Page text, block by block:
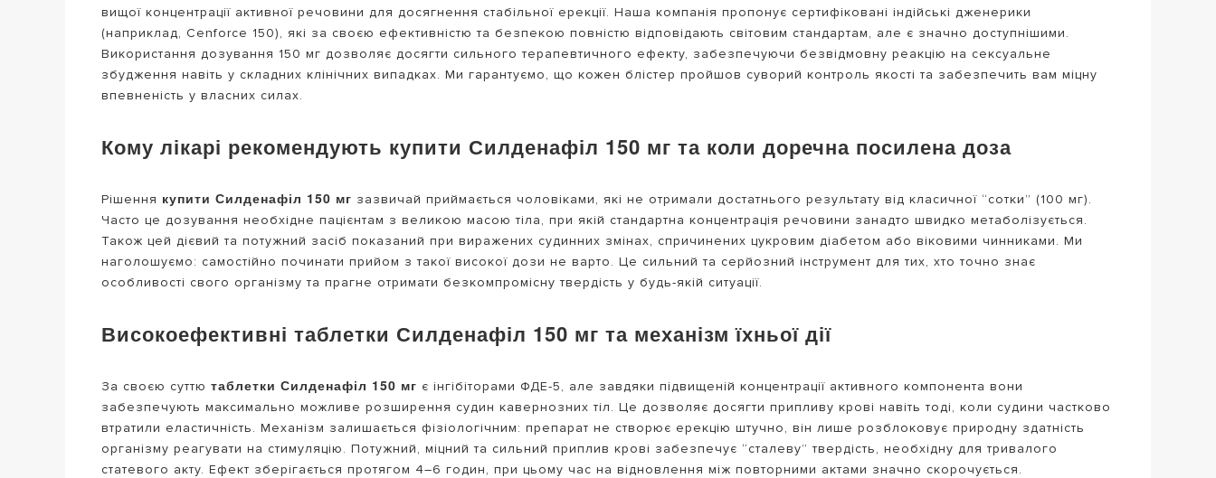
вищої концентрації активної речовини для досягнення стабільної ерекції. Наша компанія пропонує сертифіковані індійські дженерики
(наприклад, Cenforce 150), які за своєю ефективністю та безпекою повністю відповідають світовим стандартам, але є значно доступнішими.
Використання дозування 150 мг дозволяє досягти сильного терапевтичного ефекту, забезпечуючи безвідмовну реакцію на сексуальне
збудження навіть у складних клінічних випадках. Ми гарантуємо, що кожен блістер пройшов суворий контроль якості та забезпечить вам міцну
впевненість у власних силах.
Кому лікарі рекомендують купити Силденафіл 150 мг та коли доречна посилена доза
Рішення купити Силденафіл 150 мг зазвичай приймається чоловіками, які не отримали достатнього результату від класичної “сотки” (100 мг).
Часто це дозування необхідне пацієнтам з великою масою тіла, при якій стандартна концентрація речовини занадто швидко метаболізується.
Також цей дієвий та потужний засіб показаний при виражених судинних змінах, спричинених цукровим діабетом або віковими чинниками. Ми
наголошуємо: самостійно починати прийом з такої високої дози не варто. Це сильний та серйозний інструмент для тих, хто точно знає
особливості свого організму та прагне отримати безкомпромісну твердість у будь-якій ситуації.
Високоефективні таблетки Силденафіл 150 мг та механізм їхньої дії
За своєю суттю таблетки Силденафіл 150 мг є інгібіторами ФДЕ-5, але завдяки підвищеній концентрації активного компонента вони
забезпечують максимально можливе розширення судин кавернозних тіл. Це дозволяє досягти припливу крові навіть тоді, коли судини частково
втратили еластичність. Механізм залишається фізіологічним: препарат не створює ерекцію штучно, він лише розблоковує природну здатність
організму реагувати на стимуляцію. Потужний, міцний та сильний приплив крові забезпечує “сталеву” твердість, необхідну для тривалого
статевого акту. Ефект зберігається протягом 4–6 годин, при цьому час на відновлення між повторними актами значно скорочується.